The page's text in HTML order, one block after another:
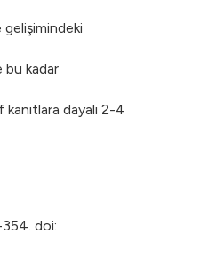
bu kadar
dayalı 2-4
doi: